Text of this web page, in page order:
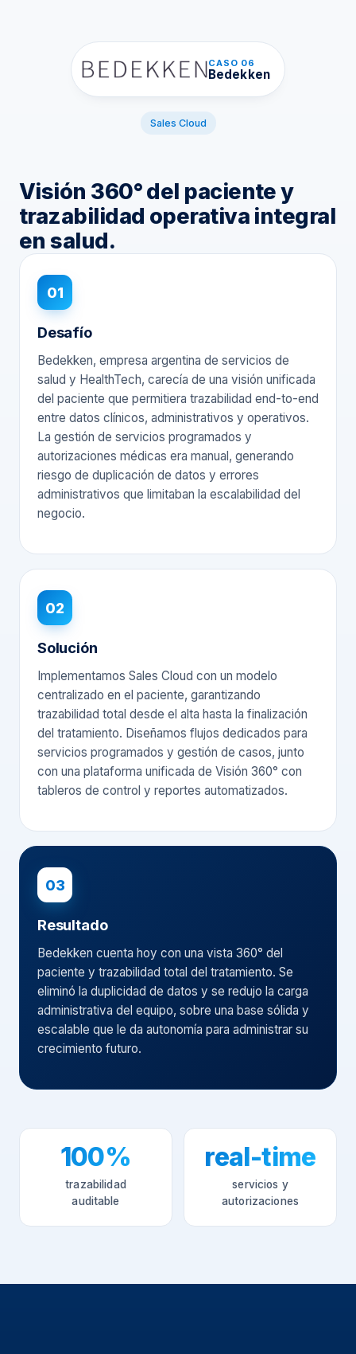
CASO 06
Bedekken
Sales Cloud
Visión 360° del paciente y
trazabilidad operativa integral
en salud.
01
Desafío
Bedekken, empresa argentina de servicios de
salud y HealthTech, carecía de una visión unificada
del paciente que permitiera trazabilidad end-to-end
entre datos clínicos, administrativos y operativos.
La gestión de servicios programados y
autorizaciones médicas era manual, generando
riesgo de duplicación de datos y errores
administrativos que limitaban la escalabilidad del
negocio.
02
Solución
Implementamos Sales Cloud con un modelo
centralizado en el paciente, garantizando
trazabilidad total desde el alta hasta la finalización
del tratamiento. Diseñamos flujos dedicados para
servicios programados y gestión de casos, junto
con una plataforma unificada de Visión 360° con
tableros de control y reportes automatizados.
03
Resultado
Bedekken cuenta hoy con una vista 360° del
paciente y trazabilidad total del tratamiento. Se
eliminó la duplicidad de datos y se redujo la carga
administrativa del equipo, sobre una base sólida y
escalable que le da autonomía para administrar su
crecimiento futuro.
100%
trazabilidad
auditable
real-time
servicios y
autorizaciones